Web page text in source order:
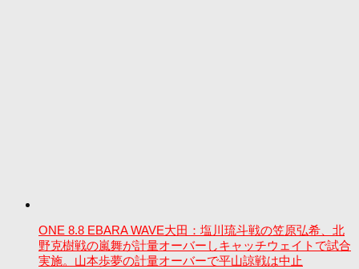
ONE 8.8 EBARA WAVE大田：塩川琉斗戦の笠原弘希、北
野克樹戦の嵐舞が計量オーバーしキャッチウェイトで試合
実施。山本歩夢の計量オーバーで平山諒戦は中止